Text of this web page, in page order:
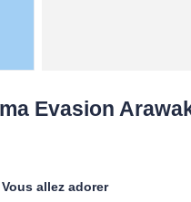
Evasion
Vous allez adorer